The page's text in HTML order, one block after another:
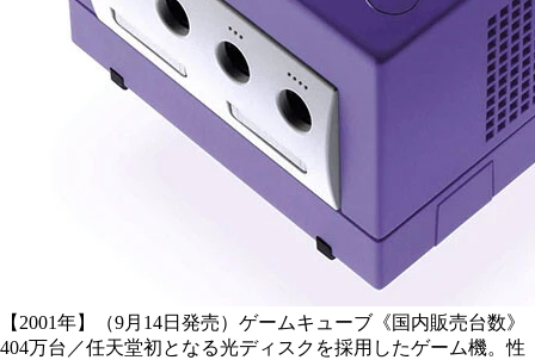
【2001年】（9月14日発売）ゲームキューブ《国内販売台数》
404万台／任天堂初となる光ディスクを採用したゲーム機。性